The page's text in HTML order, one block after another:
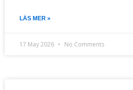
LÄS MER »
17 May 2026 No Comments